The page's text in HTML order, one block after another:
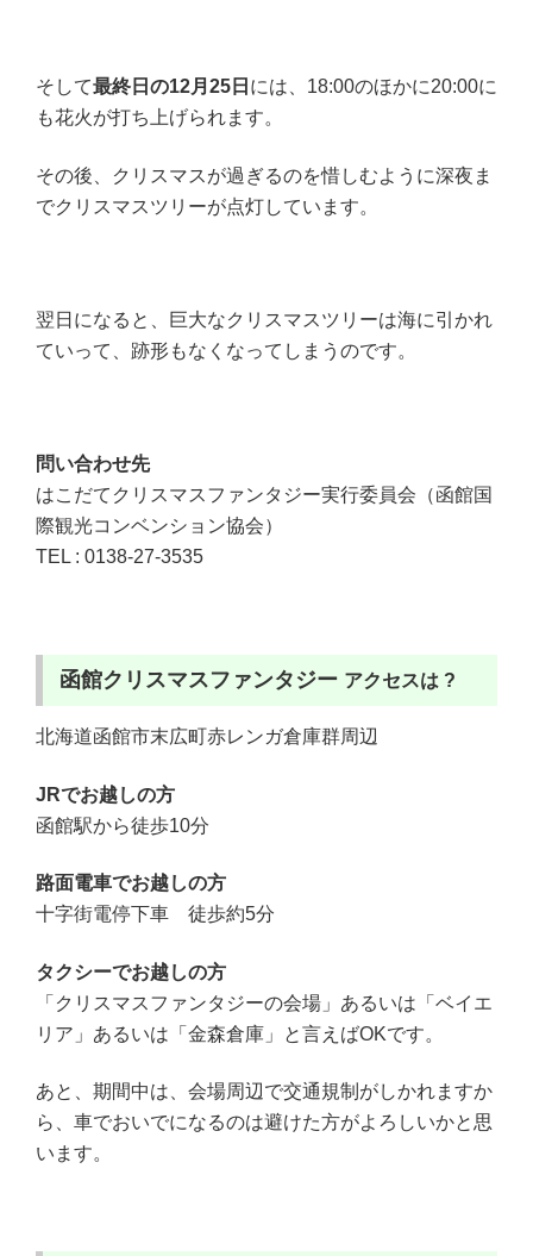
そして最終日の12月25日 には、18:00のほかに20:00に
も花火が打ち上げられます。
その後、クリスマスが過ぎるのを惜しむように深夜ま
でクリスマスツリーが点灯しています。
翌日になると、巨大なクリスマスツリーは海に引かれ
ていって、跡形もなくなってしまうのです。
問い合わせ先
はこだてクリスマスファンタジー実行委員会（函館国
際観光コンベンション協会）
TEL : 0138-27-3535
函館クリスマスファンタジー アクセスは ?
北海道函館市末広町赤レンガ倉庫群周辺
JRでお越しの方
函館駅から徒歩10分
路面電車でお越しの方
十字街電停下車 徒歩約5分
タクシーでお越しの方
「クリスマスファンタジーの会場」あるいは「ベイエ
リア」あるいは「金森倉庫」と言えばOKです。
あと、期間中は、会場周辺で交通規制がしかれますか
ら、車でおいでになるのは避けた方がよろしいかと思
います。